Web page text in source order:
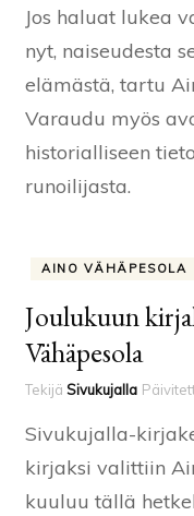
Jos haluat lukea
nyt, naiseudesta
elämästä, tartu
Varaudu myös
historialliseen
runoilijasta.
AINO VÄHÄPESOLA
Joulukuun
Vähäpesola
Tekijä Sivukujalla
Sivukujalla-
kirjaksi valittiin
kuuluu tällä